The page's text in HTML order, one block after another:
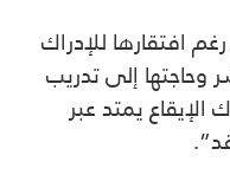
افتقارها للإدراك
وحاجتها إلى تدريب
يمتد عبر